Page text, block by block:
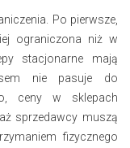
Po pierwsze,
ograniczona niż w
stacjonarne mają
nie pasuje do
ceny w sklepach
sprzedawcy muszą
fizycznego